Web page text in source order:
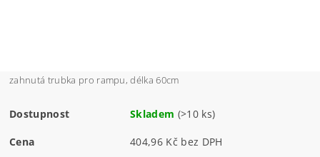
zahnutá trubka pro rampu, délka 60cm
Dostupnost Skladem (>10 ks)
Cena 404,96 Kč bez DPH